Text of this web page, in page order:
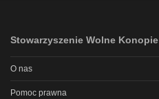
Stowarzyszenie Wolne Konopie
O nas
Pomoc prawna